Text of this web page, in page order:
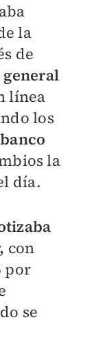
la
de
general
línea
los
la
día.
con
por
se